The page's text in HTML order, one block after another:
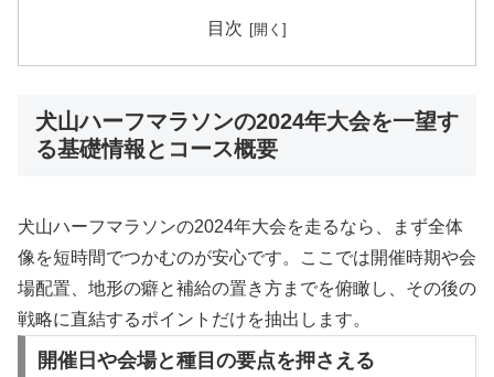
目次
犬山ハーフマラソンの2024年大会を一望す
る基礎情報とコース概要
犬山ハーフマラソンの2024年大会を走るなら、まず全体
像を短時間でつかむのが安心です。ここでは開催時期や会
場配置、地形の癖と補給の置き方までを俯瞰し、その後の
戦略に直結するポイントだけを抽出します。
開催日や会場と種目の要点を押さえる